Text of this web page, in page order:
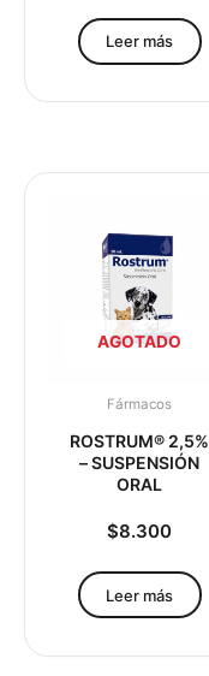
Leer más
AGOTADO
Fármacos
ROSTRUM® 2,5%
– SUSPENSIÓN
ORAL
$8.300
Leer más